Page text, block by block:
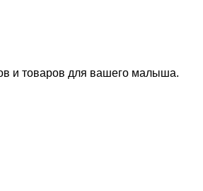
и товаров для вашего малыша.